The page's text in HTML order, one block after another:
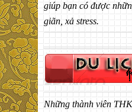
giúp bạn có được
giãn, xả stress.
Những thành viên